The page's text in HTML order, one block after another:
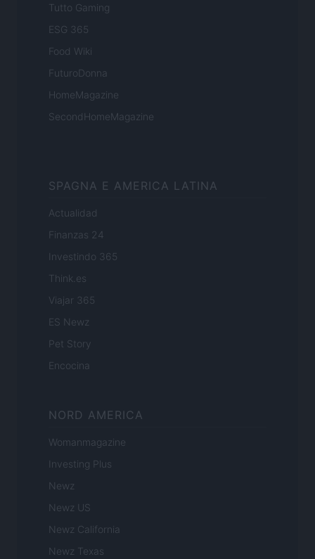
Tutto Gaming
ESG 365
Food Wiki
FuturoDonna
HomeMagazine
SecondHomeMagazine
SPAGNA E AMERICA LATINA
Actualidad
Finanzas 24
Investindo 365
Think.es
Viajar 365
ES Newz
Pet Story
Encocina
NORD AMERICA
Womanmagazine
Investing Plus
Newz
Newz US
Newz California
Newz Texas